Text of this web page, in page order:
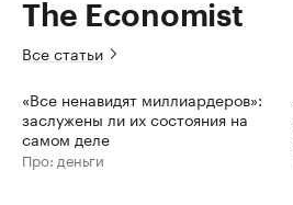
The Economist
Все статьи
«Все ненавидят миллиардеров»:
заслужены ли их состояния на
самом деле
Про: деньги